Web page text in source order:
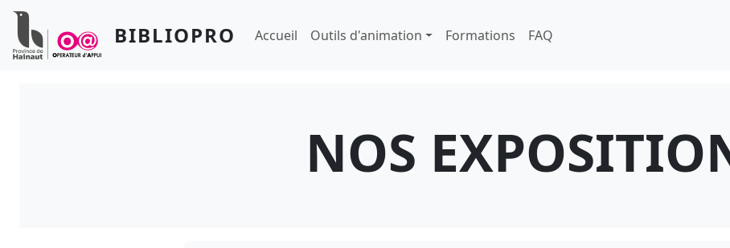
Panneau de gestion des cookies
Aller au contenu principal
BIBLIOPRO Navigation principale
Accueil Outils d'animation Formations FAQ
NOS